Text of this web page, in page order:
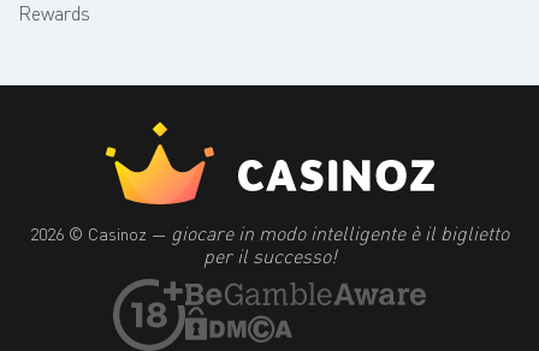
Rewards
2026 © Casinoz — giocare in modo intelligente è il biglietto
per il successo!